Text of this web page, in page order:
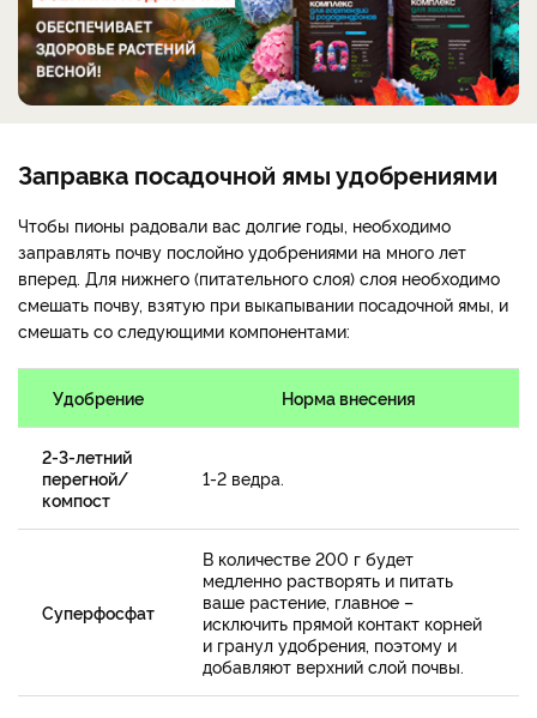
Заправка посадочной ямы удобрениями
Чтобы пионы радовали вас долгие годы, необходимо
заправлять почву послойно удобрениями на много лет
вперед. Для нижнего (питательного слоя) слоя необходимо
смешать почву, взятую при выкапывании посадочной ямы, и
смешать со следующими компонентами:
Удобрение Норма внесения
2-3-летний
перегной/
компост
1-2 ведра.
Суперфосфат
В количестве 200 г будет
медленно растворять и питать
ваше растение, главное –
исключить прямой контакт корней
и гранул удобрения, поэтому и
добавляют верхний слой почвы.